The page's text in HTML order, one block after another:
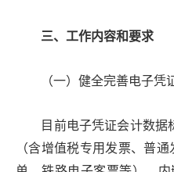
三、工作内容和要求
（一）健全完善电子凭证
目前电子凭证会计数据
（含增值税专用发票、普